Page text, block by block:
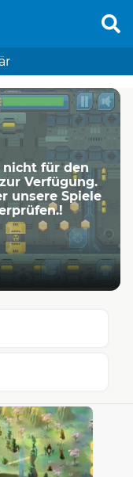
nicht für den
Verfügung.
unsere Spiele